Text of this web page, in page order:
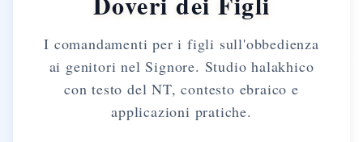
I comandamenti per i figli sull'obbedienza
ai genitori nel Signore. Studio halakhico
con testo del NT, contesto ebraico e
applicazioni pratiche.